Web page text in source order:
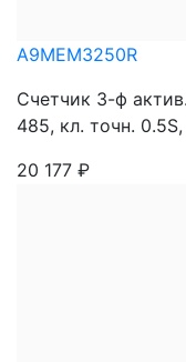
A9MEM3250R
Счетчик 3-ф
485, кл. точн. 0.5S,
20 177 ₽